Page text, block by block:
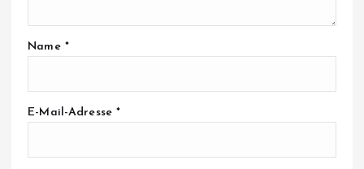
Name *
E-Mail-Adresse*